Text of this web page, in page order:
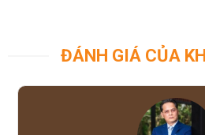
ĐÁNH GIÁ CỦA